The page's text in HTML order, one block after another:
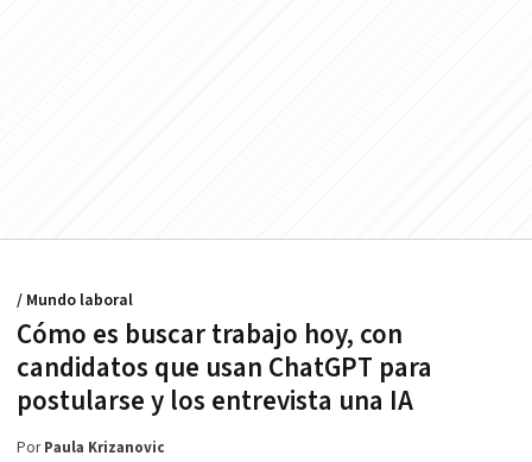
Cómo es buscar trabajo hoy, con
candidatos que usan ChatGPT para
postularse y los entrevista una IA
/ Mundo laboral
PorPaula Krizanovic